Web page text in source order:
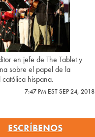
en jefe de The Tablet y
sobre el papel de la
hispana.
7:47 PM EST SEP 24, 2018
ESCRÍBENOS